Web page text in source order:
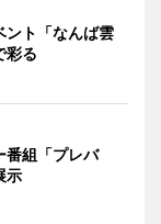
ント「なんば雲
彩る
番組「プレバ
示